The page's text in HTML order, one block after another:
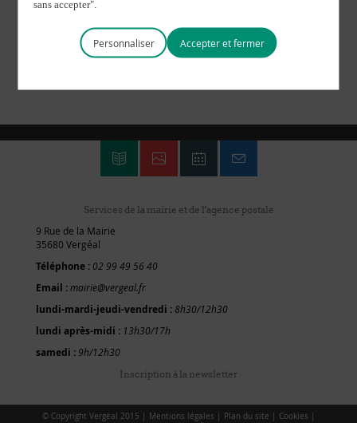
Accueil Mairie
Services de la mairie et de l'agence postale
9 Rue de la Mairie
35680 Vergéal
Téléphone : 02 99 49 56 40
Email :mairie@vergeal.fr
lundi-mardi-jeudi-vendredi :8h30/12h30
lundi après-midi : 13h30/17h
samedi : 9h/12h30
Inscription à la newsletter
© Copyright Vergéal 2015 | Mentions légales | Plan du site | Cookies |
Personnaliser